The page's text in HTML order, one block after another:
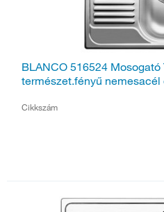
BLANCO 516524 Mosogató
természet.fényű nemesacél
Cikkszám